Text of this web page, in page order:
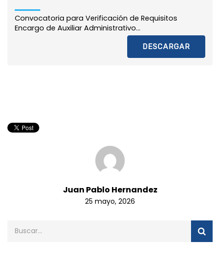
Convocatoria para Verificación de Requisitos
Encargo de Auxiliar Administrativo...
DESCARGAR
Juan Pablo Hernandez
25 mayo, 2026